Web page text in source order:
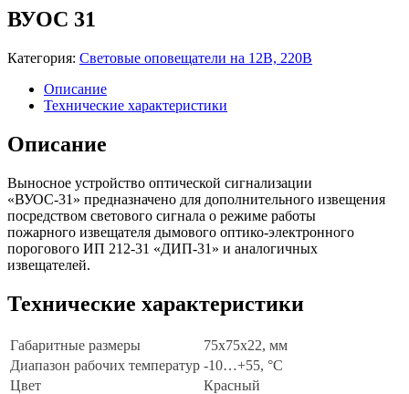
ВУОС 31
Категория: Световые оповещатели на 12В, 220В
Описание
Технические характеристики
Описание
Выносное устройство оптической сигнализации
«ВУОС-31» предназначено для дополнительного извещения
посредством светового сигнала о режиме работы
пожарного извещателя дымового оптико-электронного
порогового ИП 212-31 «ДИП-31» и аналогичных
извещателей.
Технические характеристики
Габаритные размеры
75х75х22, мм
Диапазон рабочих температур -10…+55, °С
Цвет
Красный